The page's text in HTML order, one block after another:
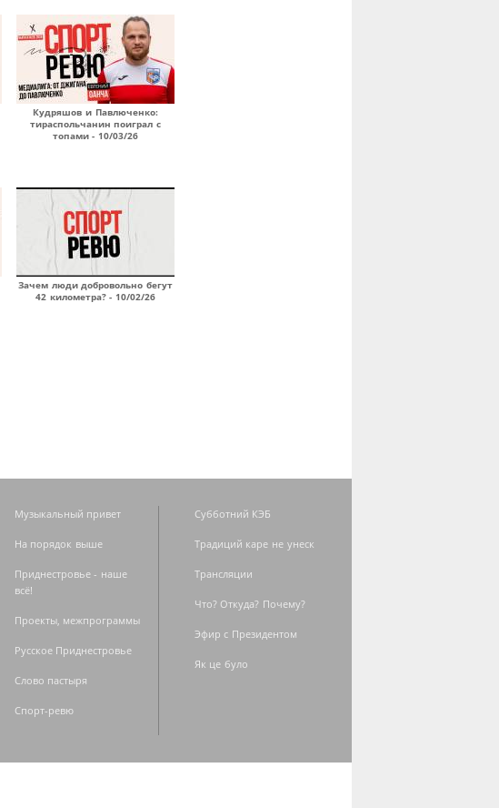
Кудряшов и Павлюченко:
тираспольчанин поиграл с
топами - 10/03/26
Зачем люди добровольно бегут
42 километра? - 10/02/26
Музыкальный привет
На порядок выше
Приднестровье - наше
всё!
Проекты, межпрограммы
Русское Приднестровье
Слово пастыря
Спорт-ревю
Субботний КЭБ
Традиций каре не унеск
Трансляции
Что? Откуда? Почему?
Эфир с Президентом
Як це було